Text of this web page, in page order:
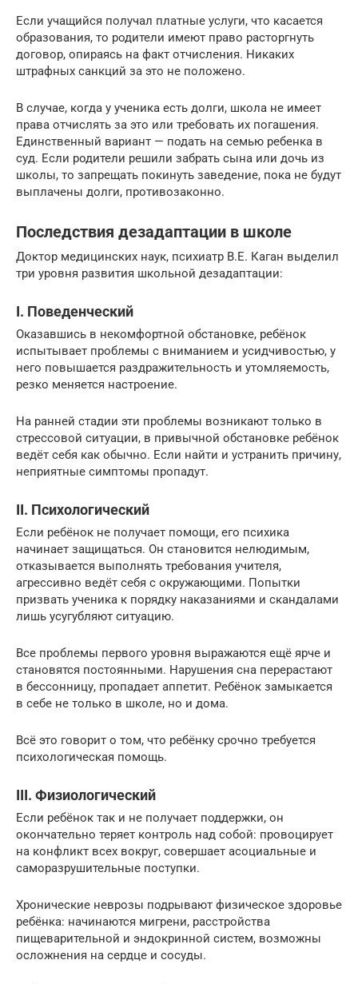
Если учащийся получал платные услуги, что касается
образования, то родители имеют право расторгнуть
договор, опираясь на факт отчисления. Никаких
штрафных санкций за это не положено.
В случае, когда у ученика есть долги, школа не имеет
права отчислять за это или требовать их погашения.
Единственный вариант — подать на семью ребенка в
суд. Если родители решили забрать сына или дочь из
школы, то запрещать покинуть заведение, пока не будут
выплачены долги, противозаконно.
Последствия дезадаптации в школе
Доктор медицинских наук, психиатр В.Е. Каган выделил
три уровня развития школьной дезадаптации:
I. Поведенческий
Оказавшись в некомфортной обстановке, ребёнок
испытывает проблемы с вниманием и усидчивостью, у
него повышается раздражительность и утомляемость,
резко меняется настроение.
На ранней стадии эти проблемы возникают только в
стрессовой ситуации, в привычной обстановке ребёнок
ведёт себя как обычно. Если найти и устранить причину,
неприятные симптомы пропадут.
II. Психологический
Если ребёнок не получает помощи, его психика
начинает защищаться. Он становится нелюдимым,
отказывается выполнять требования учителя,
агрессивно ведёт себя с окружающими. Попытки
призвать ученика к порядку наказаниями и скандалами
лишь усугубляют ситуацию.
Все проблемы первого уровня выражаются ещё ярче и
становятся постоянными. Нарушения сна перерастают
в бессонницу, пропадает аппетит. Ребёнок замыкается
в себе не только в школе, но и дома.
Всё это говорит о том, что ребёнку срочно требуется
психологическая помощь.
III. Физиологический
Если ребёнок так и не получает поддержки, он
окончательно теряет контроль над собой: провоцирует
на конфликт всех вокруг, совершает асоциальные и
саморазрушительные поступки.
Хронические неврозы подрывают физическое здоровье
ребёнка: начинаются мигрени, расстройства
пищеварительной и эндокринной систем, возможны
осложнения на сердце и сосуды.